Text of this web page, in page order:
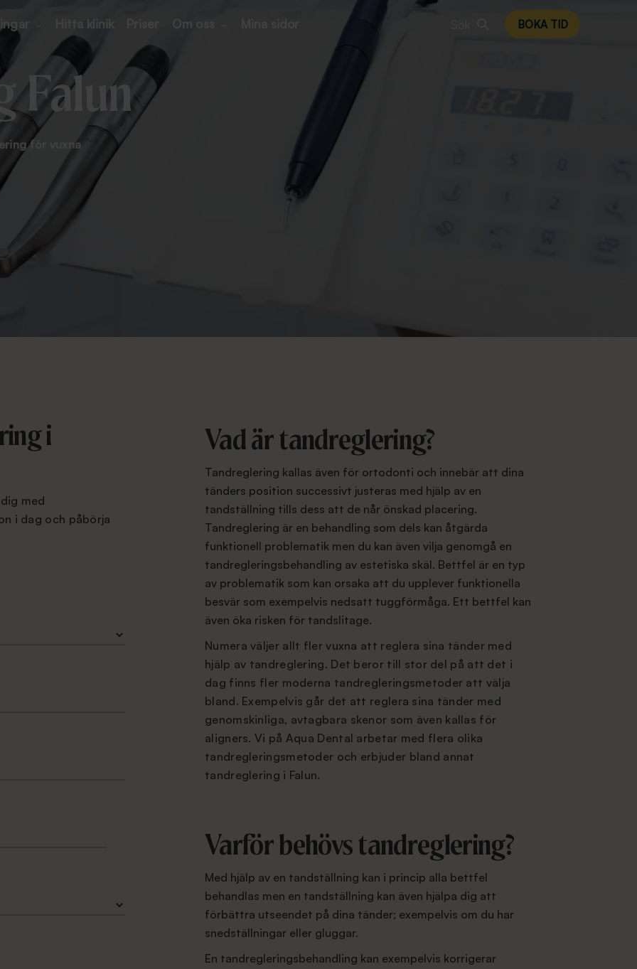
Hitta klinik Om oss BOKA TID
Falun
för vuxna
i
med
i dag och påbörja
Vad är tandreglering?
Tandreglering kallas även för ortodonti och innebär att dina
tänders position successivt justeras med hjälp av en
tandställning tills dess att de når önskad placering.
Tandreglering är en behandling som dels kan åtgärda
funktionell problematik men du kan även vilja genomgå en
tandregleringsbehandling av estetiska skäl. Bettfel är en typ
av problematik som kan orsaka att du upplever funktionella
besvär som exempelvis nedsatt tuggförmåga. Ett bettfel kan
även öka risken för tandslitage.
Numera väljer allt fler vuxna att reglera sina tänder med
hjälp av tandreglering. Det beror till stor del på att det i
dag finns fler moderna tandregleringsmetoder att välja
bland. Exempelvis går det att reglera sina tänder med
genomskinliga, avtagbara skenor som även kallas för
aligners. Vi på Aqua Dental arbetar med flera olika
tandregleringsmetoder och erbjuder bland annat
tandreglering i Falun.
Varför behövs tandreglering?
Med hjälp av en tandställning kan i princip alla bettfel
behandlas men en tandställning kan även hjälpa dig att
förbättra utseendet på dina tänder; exempelvis om du har
snedställningar eller gluggar.
En tandregleringsbehandling kan exempelvis korrigerar